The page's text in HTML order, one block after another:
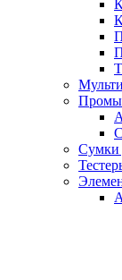
Сумки